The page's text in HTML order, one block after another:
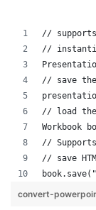
// supports
//
// save the
// load the
Workbook
// Supports
// save
convert-